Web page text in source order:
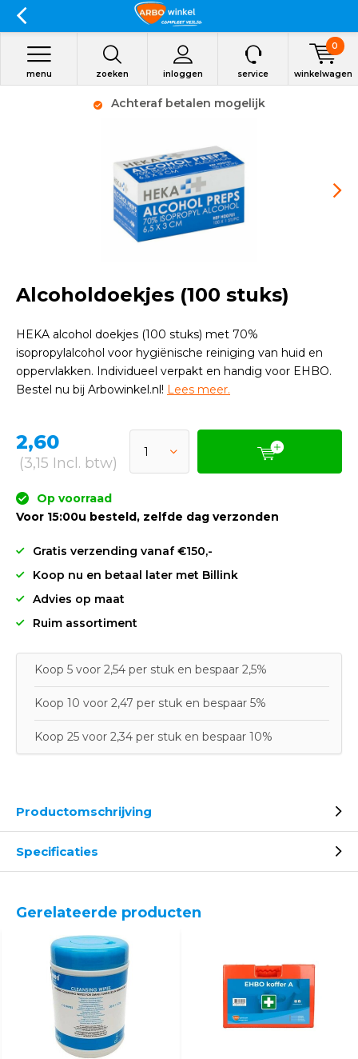
zoeken inloggen
menu service winkelwagen
0
Achteraf betalen mogelijk
Alcoholdoekjes (100 stuks)
HEKA alcohol doekjes (100 stuks) met 70%
isopropylalcohol voor hygiënische reiniging van huid en
oppervlakken. Individueel verpakt en handig voor EHBO.
Bestel nu bij Arbowinkel.nl! Lees meer.
2,60
(3,15 Incl. btw)
Op voorraad
Voor 15:00u besteld, zelfde dag verzonden
Gratis verzending vanaf €150,-
Koop nu en betaal later met Billink
Advies op maat
Ruim assortiment
Koop 5 voor 2,54 per stuk en bespaar 2,5%
Koop 10 voor 2,47 per stuk en bespaar 5%
Koop 25 voor 2,34 per stuk en bespaar 10%
Productomschrijving
Specificaties
Gerelateerde producten